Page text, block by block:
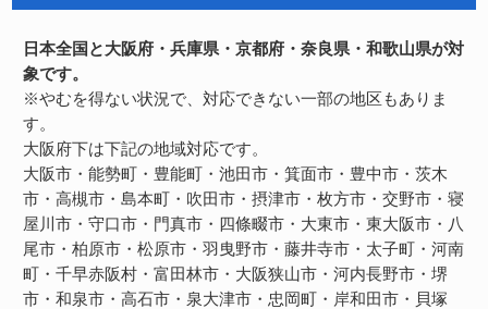
日本全国と大阪府・兵庫県・京都府・奈良県・和歌山県が対
象です。
※やむを得ない状況で、対応できない一部の地区もありま
す。
大阪府下は下記の地域対応です。
大阪市・能勢町・豊能町・池田市・箕面市・豊中市・茨木
市・高槻市・島本町・吹田市・摂津市・枚方市・交野市・寝
屋川市・守口市・門真市・四條畷市・大東市・東大阪市・八
尾市・柏原市・松原市・羽曳野市・藤井寺市・太子町・河南
町・千早赤阪村・富田林市・大阪狭山市・河内長野市・堺
市・和泉市・高石市・泉大津市・忠岡町・岸和田市・貝塚